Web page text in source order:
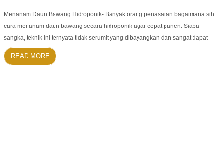
Menanam Daun Bawang Hidroponik- Banyak orang penasaran bagaimana sih
cara menanam daun bawang secara hidroponik agar cepat panen. Siapa
sangka, teknik ini ternyata tidak serumit yang dibayangkan dan sangat dapat
READ MORE